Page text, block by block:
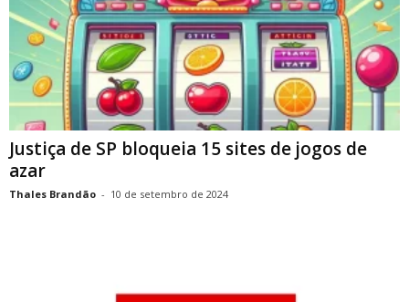
Justiça de SP bloqueia 15 sites de jogos de
azar
Thales Brandão - 10 de setembro de 2024